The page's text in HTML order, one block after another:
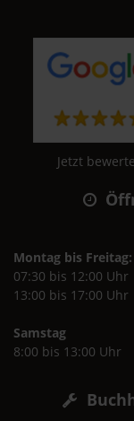
Jetzt
Montag bis Freitag:
07:30 bis 12:00 Uhr
13:00 bis 17:00 Uhr
Samstag
8:00 bis 13:00 Uhr